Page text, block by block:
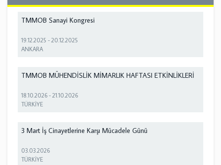
TMMOB Sanayi Kongresi
19.12.2025 -20.12.2025
ANKARA
TMMOB MÜHENDİSLİK MİMARLIK HAFTASI ETKİNLİKLERİ
18.10.2026 -21.10.2026
TÜRKİYE
3 Mart İş Cinayetlerine Karşı Mücadele Günü
03.03.2026
TÜRKİYE